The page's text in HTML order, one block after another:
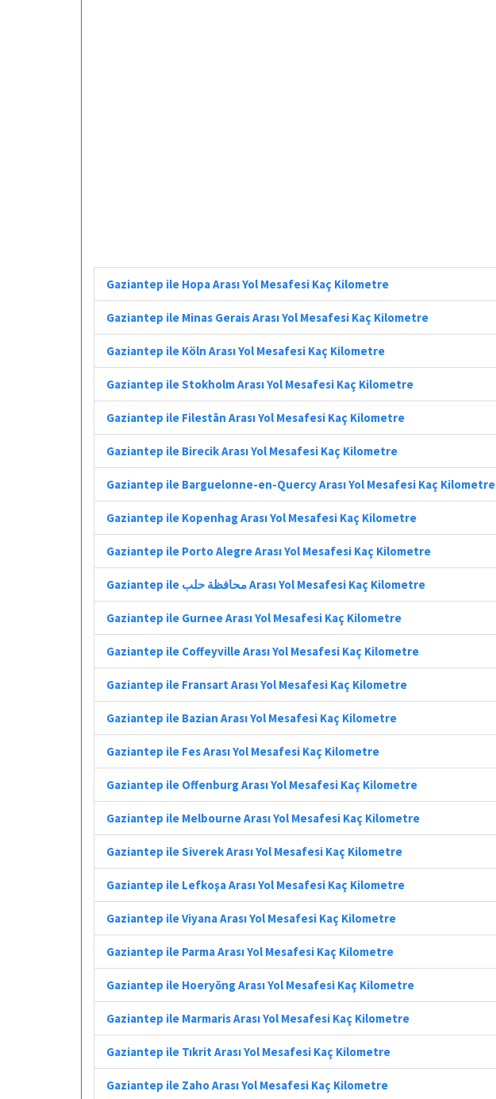
Gaziantep ile Hopa Arası Yol Mesafesi Kaç Kilometre
Gaziantep ile Minas Gerais Arası Yol Mesafesi Kaç Kilometre
Gaziantep ile Köln Arası Yol Mesafesi Kaç Kilometre
Gaziantep ile Stokholm Arası Yol Mesafesi Kaç Kilometre
Gaziantep ile Filestān Arası Yol Mesafesi Kaç Kilometre
Gaziantep ile Birecik Arası Yol Mesafesi Kaç Kilometre
Gaziantep ile Barguelonne-en-Quercy Arası Yol Mesafesi Kaç Kilometre
Gaziantep ile Kopenhag Arası Yol Mesafesi Kaç Kilometre
Gaziantep ile Porto Alegre Arası Yol Mesafesi Kaç Kilometre
Gaziantep ile محافظة حلب Arası Yol Mesafesi Kaç Kilometre
Gaziantep ile Gurnee Arası Yol Mesafesi Kaç Kilometre
Gaziantep ile Coffeyville Arası Yol Mesafesi Kaç Kilometre
Gaziantep ile Fransart Arası Yol Mesafesi Kaç Kilometre
Gaziantep ile Bazian Arası Yol Mesafesi Kaç Kilometre
Gaziantep ile Fes Arası Yol Mesafesi Kaç Kilometre
Gaziantep ile Offenburg Arası Yol Mesafesi Kaç Kilometre
Gaziantep ile Melbourne Arası Yol Mesafesi Kaç Kilometre
Gaziantep ile Siverek Arası Yol Mesafesi Kaç Kilometre
Gaziantep ile Lefkoşa Arası Yol Mesafesi Kaç Kilometre
Gaziantep ile Viyana Arası Yol Mesafesi Kaç Kilometre
Gaziantep ile Parma Arası Yol Mesafesi Kaç Kilometre
Gaziantep ile Hoeryŏng Arası Yol Mesafesi Kaç Kilometre
Gaziantep ile Marmaris Arası Yol Mesafesi Kaç Kilometre
Gaziantep ile Tıkrit Arası Yol Mesafesi Kaç Kilometre
Gaziantep ile Zaho Arası Yol Mesafesi Kaç Kilometre